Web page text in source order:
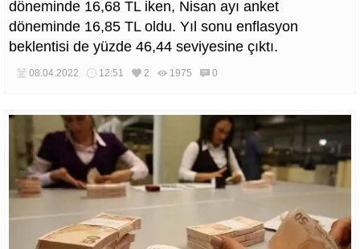
döneminde 16,68 TL iken, Nisan ayı anket
döneminde 16,85 TL oldu. Yıl sonu enflasyon
beklentisi de yüzde 46,44 seviyesine çıktı.
08.04.2022 12:51 2 1975 0